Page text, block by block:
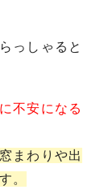
っしゃると
不安になる
まわりや出
。